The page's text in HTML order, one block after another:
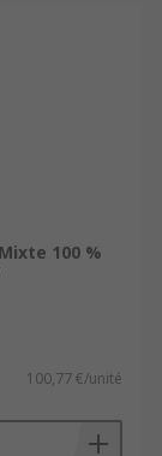
100 %
100,77 €/unité